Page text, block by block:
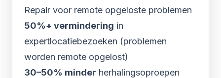
Repair voor remote opgeloste problemen
50%+ vermindering in
expertlocatiebezoeken (problemen
worden remote opgelost)
30–50% minder herhalingsoproepen